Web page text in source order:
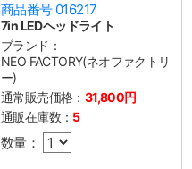
商品番号 016217
7in LEDヘッドライト
ブランド：
NEO FACTORY(ネオファクトリ
ー)
通常販売価格： 31,800円
通販在庫数： 5
数量：